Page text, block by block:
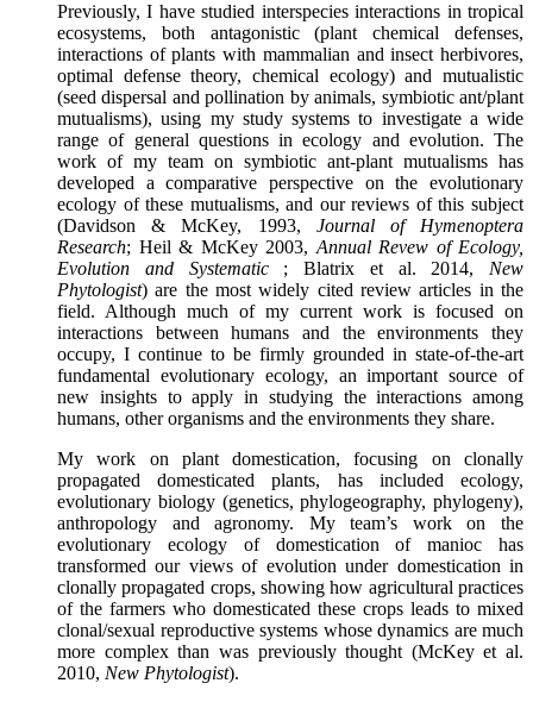
Previously, I have studied interspecies interactions in tropical
ecosystems, both antagonistic (plant chemical defenses,
interactions of plants with mammalian and insect herbivores,
optimal defense theory, chemical ecology) and mutualistic
(seed dispersal and pollination by animals, symbiotic ant/plant
mutualisms), using my study systems to investigate a wide
range of general questions in ecology and evolution. The
work of my team on symbiotic ant-plant mutualisms has
developed a comparative perspective on the evolutionary
ecology of these mutualisms, and our reviews of this subject
(Davidson & McKey, 1993, Journal of Hymenoptera
Research; Heil & McKey 2003, Annual Revew of Ecology,
Evolution and Systematic; Blatrix et al. 2014, New
Phytologist) are the most widely cited review articles in the
field. Although much of my current work is focused on
interactions between humans and the environments they
occupy, I continue to be firmly grounded in state-of-the-art
fundamental evolutionary ecology, an important source of
new insights to apply in studying the interactions among
humans, other organisms and the environments they share.
My work on plant domestication, focusing on clonally
propagated domesticated plants, has included ecology,
evolutionary biology (genetics, phylogeography, phylogeny),
anthropology and agronomy. My team’s work on the
evolutionary ecology of domestication of manioc has
transformed our views of evolution under domestication in
clonally propagated crops, showing how agricultural practices
of the farmers who domesticated these crops leads to mixed
clonal/sexual reproductive systems whose dynamics are much
more complex than was previously thought (McKey et al.
2010, New Phytologist).